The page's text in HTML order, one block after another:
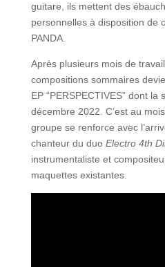
guitare, ils mettent des
personnelles à disposition de
PANDA.
Après plusieurs mois de
compositions sommaires
EP “PERSPECTIVES” dont
décembre 2022. C’est au
groupe se renforce avec
chanteur du duo Electro 4th
instrumentaliste et
maquettes existantes.